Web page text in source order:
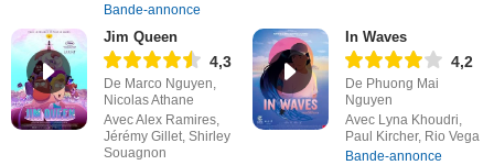
Bande-annonce
Jim Queen
4,3
De Marco Nguyen,
Nicolas Athane
Avec Alex Ramires,
Jérémy Gillet, Shirley
Souagnon
In Waves
4,2
De Phuong Mai
Nguyen
Avec Lyna Khoudri,
Paul Kircher, Rio Vega
Bande-annonce